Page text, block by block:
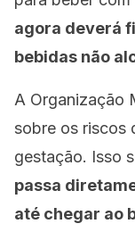
agora deverá
bebidas não
A Organização
sobre os riscos
gestação. Isso
passa
até chegar ao